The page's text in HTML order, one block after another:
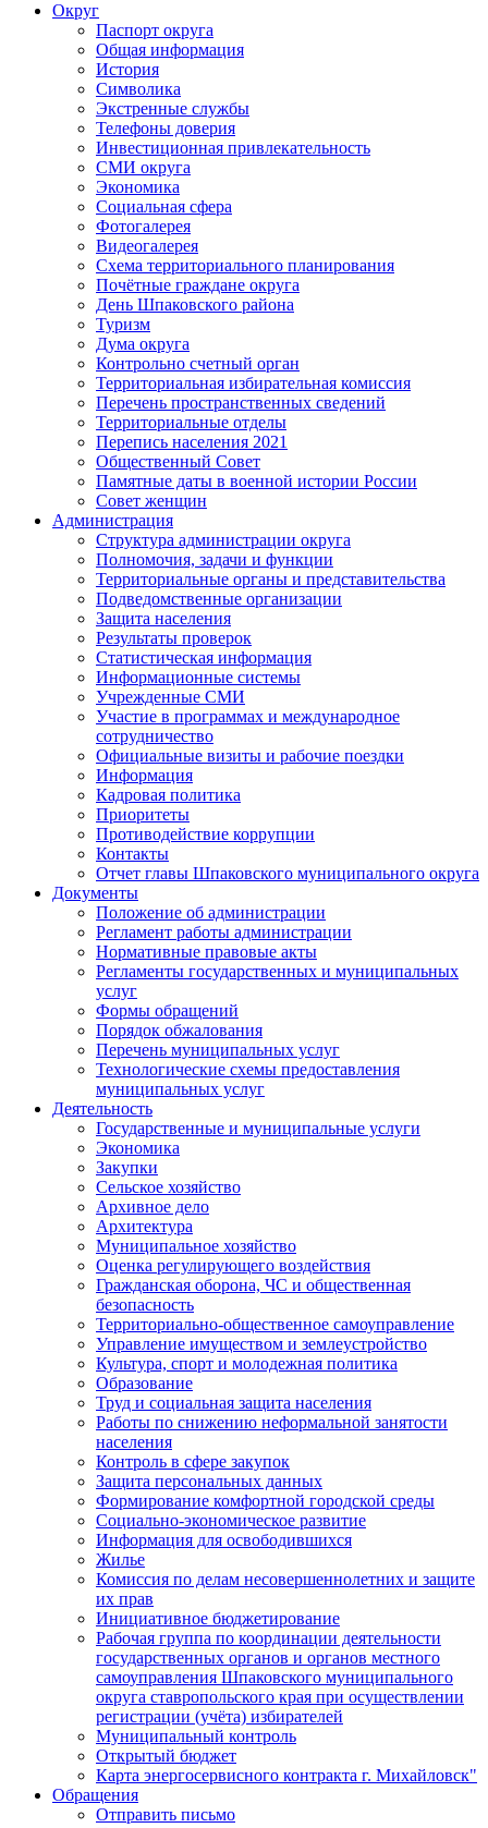
Округ
Паспорт округа
Общая информация
История
Символика
Экстренные службы
Телефоны доверия
Инвестиционная привлекательность
СМИ округа
Экономика
Социальная сфера
Фотогалерея
Видеогалерея
Схема территориального планирования
Почётные граждане округа
День Шпаковского района
Туризм
Дума округа
Контрольно счетный орган
Территориальная избирательная комиссия
Перечень пространственных сведений
Территориальные отделы
Перепись населения 2021
Общественный Совет
Памятные даты в военной истории России
Совет женщин
Администрация
Структура администрации округа
Полномочия, задачи и функции
Территориальные органы и представительства
Подведомственные организации
Защита населения
Результаты проверок
Статистическая информация
Информационные системы
Учрежденные СМИ
Участие в программах и международное
сотрудничество
Официальные визиты и рабочие поездки
Информация
Кадровая политика
Приоритеты
Противодействие коррупции
Контакты
Отчет главы Шпаковского муниципального округа
Документы
Положение об администрации
Регламент работы администрации
Нормативные правовые акты
Регламенты государственных и муниципальных
услуг
Формы обращений
Порядок обжалования
Перечень муниципальных услуг
Технологические схемы предоставления
муниципальных услуг
Деятельность
Государственные и муниципальные услуги
Экономика
Закупки
Сельское хозяйство
Архивное дело
Архитектура
Муниципальное хозяйство
Оценка регулирующего воздействия
Гражданская оборона, ЧС и общественная
безопасность
Территориально-общественное самоуправление
Управление имуществом и землеустройство
Культура, спорт и молодежная политика
Образование
Труд и социальная защита населения
Работы по снижению неформальной занятости
населения
Контроль в сфере закупок
Защита персональных данных
Формирование комфортной городской среды
Социально-экономическое развитие
Информация для освободившихся
Жилье
Комиссия по делам несовершеннолетних и защите
их прав
Инициативное бюджетирование
Рабочая группа по координации деятельности
государственных органов и органов местного
самоуправления Шпаковского муниципального
округа ставропольского края при осуществлении
регистрации (учёта) избирателей
Муниципальный контроль
Открытый бюджет
Карта энергосервисного контракта г. Михайловск"
Обращения
Отправить письмо